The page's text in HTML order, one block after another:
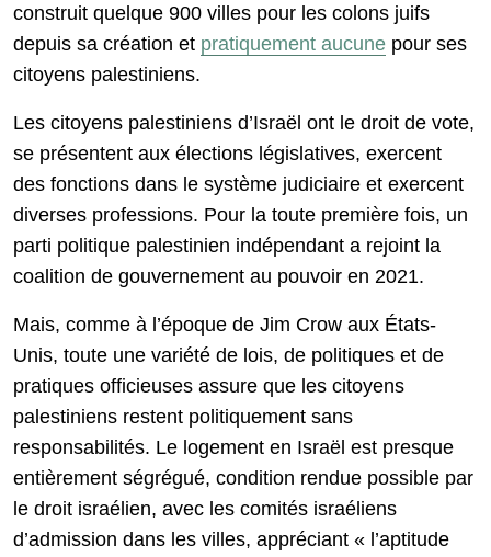
construit quelque 900 villes pour les colons juifs
depuis sa création et pratiquement aucune pour ses
citoyens palestiniens.
Les citoyens palestiniens d’Israël ont le droit de vote,
se présentent aux élections législatives, exercent
des fonctions dans le système judiciaire et exercent
diverses professions. Pour la toute première fois, un
parti politique palestinien indépendant a rejoint la
coalition de gouvernement au pouvoir en 2021.
Mais, comme à l’époque de Jim Crow aux États-
Unis, toute une variété de lois, de politiques et de
pratiques officieuses assure que les citoyens
palestiniens restent politiquement sans
responsabilités. Le logement en Israël est presque
entièrement ségrégué, condition rendue possible par
le droit israélien, avec les comités israéliens
d’admission dans les villes, appréciant « l’aptitude